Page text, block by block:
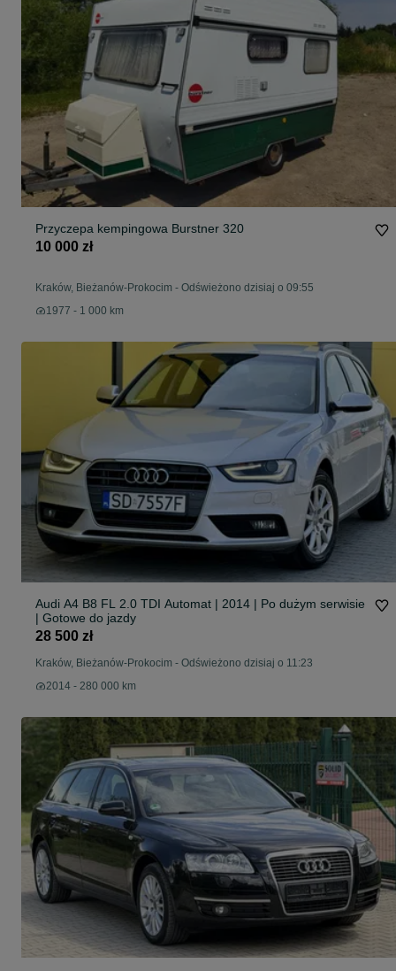
Przyczepa kempingowa Burstner 320
10 000 zł
Kraków, Bieżanów-Prokocim - Odświeżono dzisiaj o 09:55
1977 - 1 000 km
Audi A4 B8 FL 2.0 TDI Automat | 2014 | Po dużym serwisie
| Gotowe do jazdy
28 500 zł
Kraków, Bieżanów-Prokocim - Odświeżono dzisiaj o 11:23
2014 - 280 000 km